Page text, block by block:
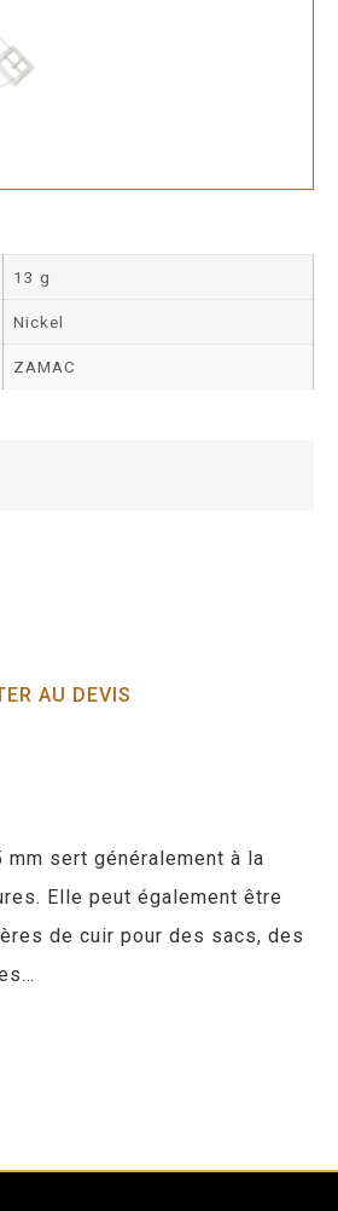
13 g
Nickel
ZAMAC
AU DEVIS
mm sert généralement à la
Elle peut également être
de cuir pour des sacs, des